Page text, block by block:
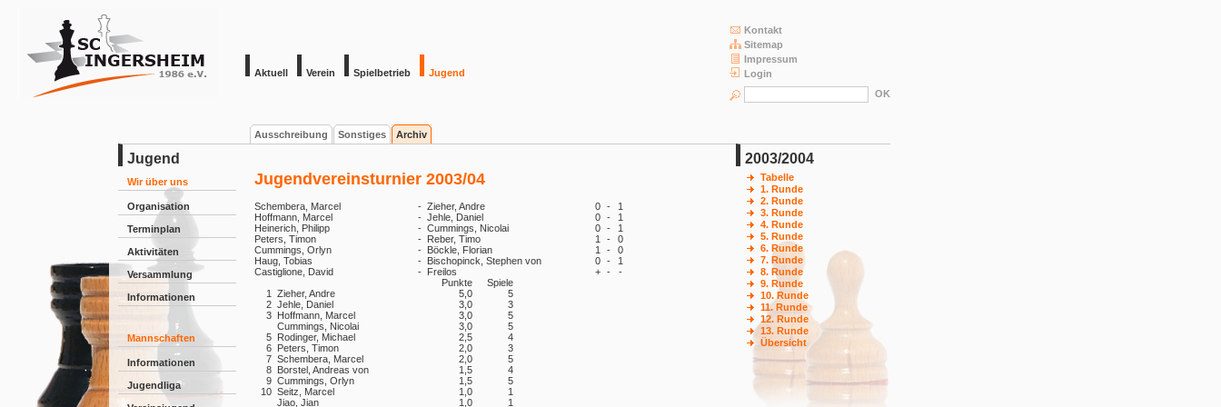
Aktuell Verein Spielbetrieb Jugend
Kontakt
Sitemap
Impressum
Login
Ausschreibung Sonstiges Archiv
Jugend
Wir über uns
Organisation
Terminplan
Aktivitäten
Versammlung
Informationen
Mannschaften
Informationen
Jugendliga
Jugendvereinsturnier 2003/04
Schembera, Marcel - Zieher, Andre 0 -
1
Hoffmann, Marcel
- Jehle, Daniel 0 -
1
Heinerich, Philipp
- Cummings, Nicolai 0 -
1
Peters, Timon
- Reber, Timo 1 -
0
Cummings, Orlyn
- Böckle, Florian 1 -
0
Haug, Tobias
- Bischopinck, Stephen von 0 -
1
Castiglione, David
- Freilos + -
-
Punkte
Spiele
1
Zieher, Andre 5,0
5
2 Jehle, Daniel 3,0
3
3 Hoffmann, Marcel 3,0
5
Cummings, Nicolai
3,0
5
5 Rodinger, Michael 2,5
4
6 Peters, Timon 2,0
3
7 Schembera, Marcel 2,0
5
8 Borstel, Andreas von 1,5
4
9 Cummings, Orlyn 1,5
5
10 Seitz, Marcel 1,0
1
Jiao, Jian
1,0
1
2003/2004
Tabelle
1. Runde
2. Runde
3. Runde
4. Runde
5. Runde
6. Runde
7. Runde
8. Runde
9. Runde
10. Runde
11. Runde
12. Runde
13. Runde
Übersicht